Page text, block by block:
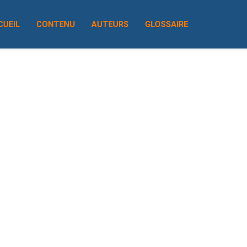
CONTENU AUTEURS GLOSSAIRE